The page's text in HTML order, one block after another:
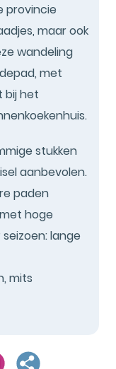
provincie
maar ook
wandeling
met
bij het
stukken
aanbevolen.
paden
hoge
lange
mits